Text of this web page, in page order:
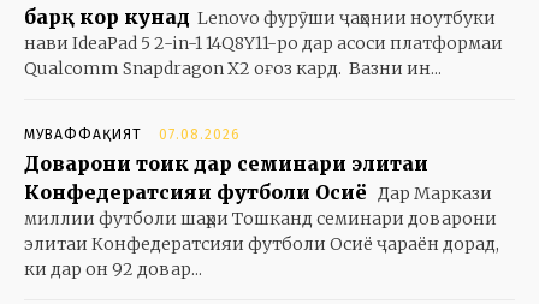
барқ кор кунад Lenovo фурӯши ҷаҳонии ноутбуки
нави IdeaPad 5 2-in-1 14Q8Y11-ро дар асоси платформаи
Qualcomm Snapdragon X2 оғоз кард. Вазни ин...
МУВАФФАҚИЯТ 07.08.2026
Доварони тоҷик дар семинари элитаи
Конфедератсияи футболи Осиё Дар Маркази
миллии футболи шаҳри Тошканд семинари доварони
элитаи Конфедератсияи футболи Осиё ҷараён дорад,
ки дар он 92 довар...